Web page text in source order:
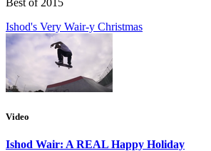
Best of 2015
Ishod's Very Wair-y Christmas
Video
Ishod Wair: A REAL Happy Holiday